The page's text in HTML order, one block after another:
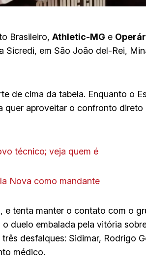
Brasileiro, Athletic-MG e
em São João del-Rei,
de cima da tabela. Enquanto o
quer aproveitar o confronto direto
técnico; veja quem é
Nova como mandante
e tenta manter o contato com o
duelo embalada pela vitória
desfalques: Sidimar, Rodrigo
médico.